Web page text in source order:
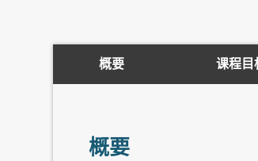
概要 课程目
概要